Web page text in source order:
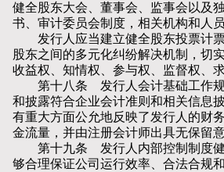
健全股东大会、董事会、监事会以及
书、审计委员会制度，相关机构和人
发行人应当建立健全股东投票计票
股东之间的多元化纠纷解决机制，切
收益权、知情权、参与权、监督权、
第十八条 发行人会计基础工作规
和披露符合企业会计准则和相关信息
有重大方面公允地反映了发行人的财
金流量，并由注册会计师出具无保留
第十九条 发行人内部控制制度健
够合理保证公司运行效率、合法合规